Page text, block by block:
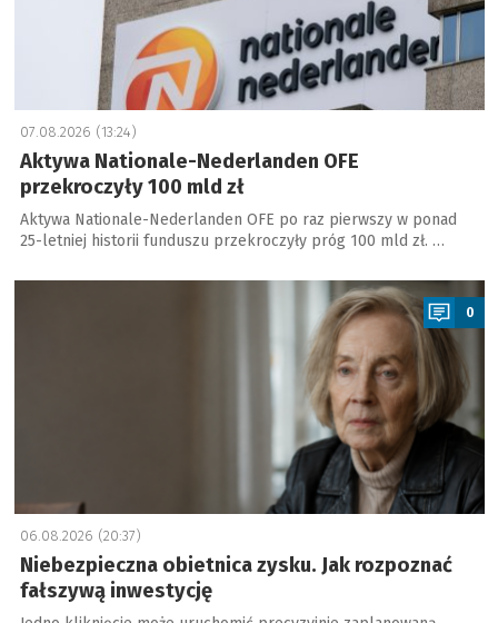
07.08.2026 (13:24)
Aktywa Nationale-Nederlanden OFE
przekroczyły 100 mld zł
Aktywa Nationale-Nederlanden OFE po raz pierwszy w ponad
25-letniej historii funduszu przekroczyły próg 100 mld zł. …
a
0
06.08.2026 (20:37)
Niebezpieczna obietnica zysku. Jak rozpoznać
fałszywą inwestycję